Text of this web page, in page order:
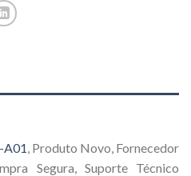
A01, Produto Novo, Fornecedor
Segura, Suporte Técnico